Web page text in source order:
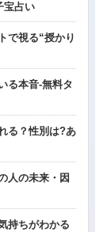
宝占い
で視る“授かり
る本音-無料タ
る？性別は?あ
人の未来・因
持ちがわかる